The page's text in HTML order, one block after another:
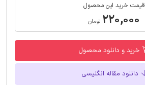
قیمت خرید این محصول
۲۲۰,۰۰۰ تومان
خرید و دانلود محصول
دانلود مقاله انگلیسی